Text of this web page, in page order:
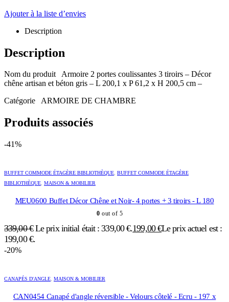
Ajouter à la liste d’envies
Description
Description
Nom du produit Armoire 2 portes coulissantes 3 tiroirs – Décor
chêne artisan et béton gris – L 200,1 x P 61,2 x H 200,5 cm –
Catégorie ARMOIRE DE CHAMBRE
Produits associés
-41%
BUFFET COMMODE ÉTAGÈRE BIBLIOTHÈQUE, BUFFET COMMODE ÉTAGÈRE
BIBLIOTHÈQUE, MAISON & MOBILIER
MEU0600 Buffet Décor Chêne et Noir- 4 portes + 3 tiroirs - L 180
0 out of 5
339,00€ Le prix initial était : 339,00 €.199,00€Le prix actuel est :
199,00 €.
-20%
CANAPÉS D'ANGLE, MAISON & MOBILIER
CAN0454 Canapé d'angle réversible - Velours côtelé - Ecru - 197 x